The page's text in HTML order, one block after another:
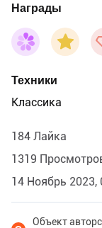
Награды
Техники
Классика
184 Лайка
1319
14 Ноябрь 2023,
Объект